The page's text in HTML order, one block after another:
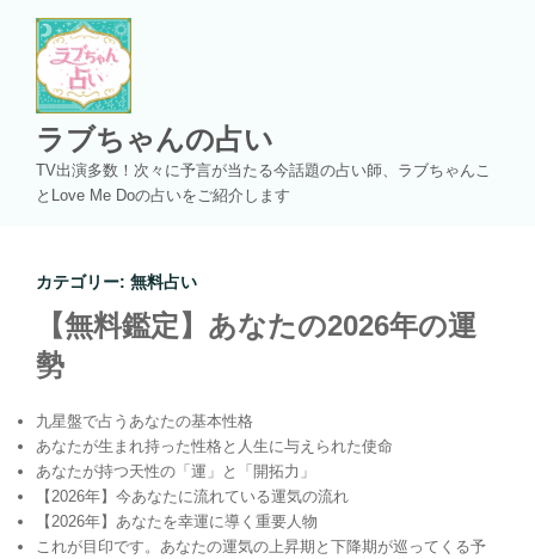
ラブちゃんの占い
TV出演多数！次々に予言が当たる今話題の占い師、ラブちゃんこ
とLove Me Doの占いをご紹介します
カテゴリー: 無料占い
【無料鑑定】あなたの2026年の運
勢
九星盤で占うあなたの基本性格
あなたが生まれ持った性格と人生に与えられた使命
あなたが持つ天性の「運」と「開拓力」
【2026年】今あなたに流れている運気の流れ
【2026年】あなたを幸運に導く重要人物
これが目印です。あなたの運気の上昇期と下降期が巡ってくる予